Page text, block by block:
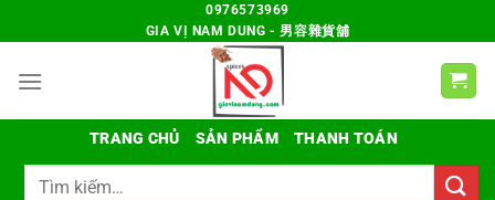
đến
dung
0976573969
GIA VỊ NAM DUNG - 男容雜貨舖
TRANG CHỦ SẢN PHẨM
THANH TOÁN
Tìm